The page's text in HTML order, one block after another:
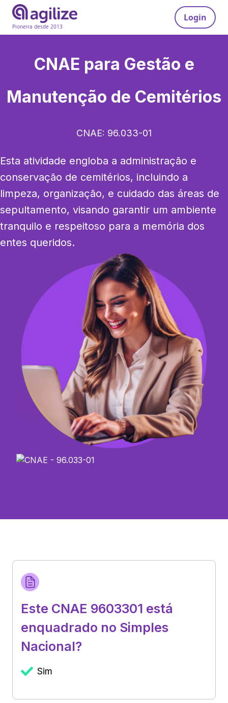
Pioneira desde 2013
Login
CNAE para Gestão e
Manutenção de Cemitérios
CNAE: 96.033-01
Esta atividade engloba a administração e
conservação de cemitérios, incluindo a
limpeza, organização, e cuidado das áreas de
sepultamento, visando garantir um ambiente
tranquilo e respeitoso para a memória dos
entes queridos.
Este CNAE 9603301 está
enquadrado no Simples
Nacional?
Sim